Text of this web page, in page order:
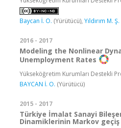
Baycan İ. O. (Yürütücü), Yıldırım M. Ş.
2016 - 2017
Modeling the Nonlinear
Unemployment Rates
Yükseköğretim Kurumları Destekli
BAYCAN İ. O. (Yürütücü)
2015 - 2017
Türkiye İmalat Sanayi
Dinamiklerinin Markov